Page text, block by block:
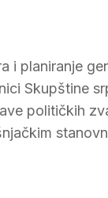
i planiranje
Skupštine
političkih